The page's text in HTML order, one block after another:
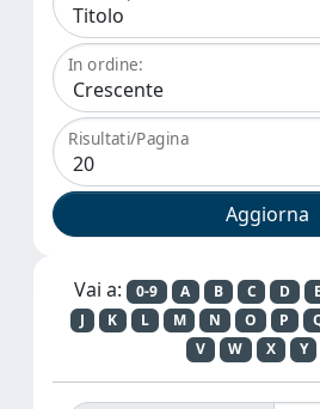
In ordine:
Risultati/Pagina
Vai a: 0-9 A B C D E
J
K L M N O P
V
W X Y